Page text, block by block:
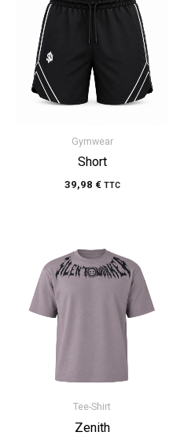
Gymwear
Short
39,98 € TTC
Tee-Shirt
Zenith